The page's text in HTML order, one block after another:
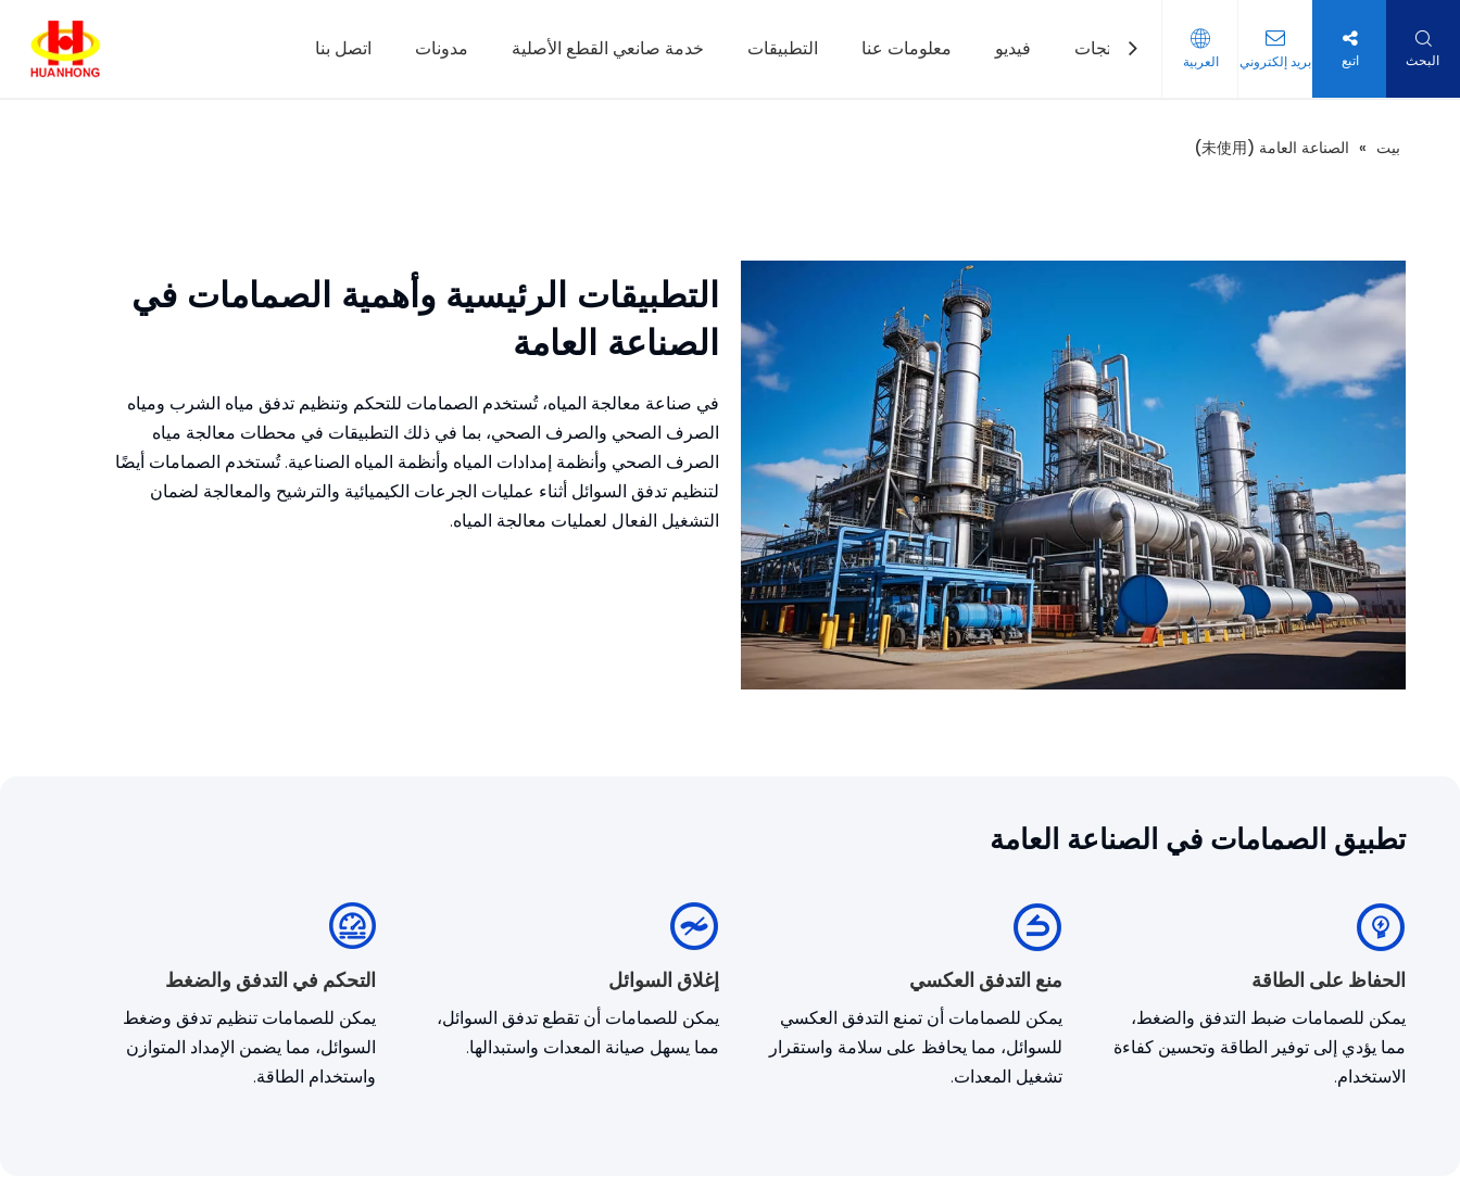
اتصل بنا مدونات خدمة صانعي القطع الأصلية التطبيقات معلومات عنا فيديو منتجات بيت
العربية بريد إلكتروني اتبع البحث
بيت » الصناعة العامة (未使用)
التطبيقات الرئيسية وأهمية الصمامات في
الصناعة العامة
في صناعة معالجة المياه، تُستخدم الصمامات للتحكم وتنظيم تدفق مياه الشرب ومياه
الصرف الصحي والصرف الصحي، بما في ذلك التطبيقات في محطات معالجة مياه
الصرف الصحي وأنظمة إمدادات المياه وأنظمة المياه الصناعية. تُستخدم الصمامات أيضًا
لتنظيم تدفق السوائل أثناء عمليات الجرعات الكيميائية والترشيح والمعالجة لضمان
التشغيل الفعال لعمليات معالجة المياه.
تطبيق الصمامات في الصناعة العامة
التحكم في التدفق والضغط
يمكن للصمامات تنظيم تدفق وضغط
السوائل، مما يضمن الإمداد المتوازن
واستخدام الطاقة.
إغلاق السوائل
يمكن للصمامات أن تقطع تدفق السوائل،
مما يسهل صيانة المعدات واستبدالها.
منع التدفق العكسي
يمكن للصمامات أن تمنع التدفق العكسي
للسوائل، مما يحافظ على سلامة واستقرار
تشغيل المعدات.
الحفاظ على الطاقة
يمكن للصمامات ضبط التدفق والضغط،
مما يؤدي إلى توفير الطاقة وتحسين كفاءة
الاستخدام.